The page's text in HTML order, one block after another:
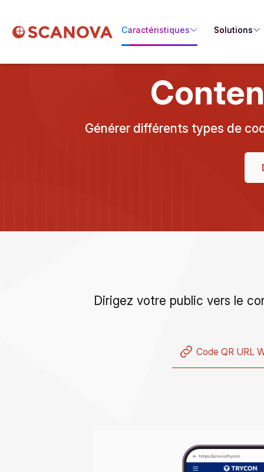
Caractéristiques Solutions
Générer différents types de
Dirigez votre public vers le
Code QR URL